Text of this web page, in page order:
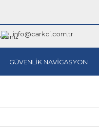
info@carkci.com.tr
GÜVENLİK NAVİGASYON